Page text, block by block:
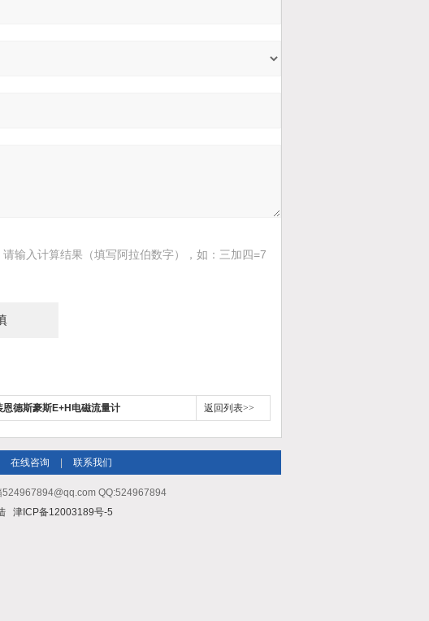
请输入计算结果（填写阿拉伯数字），如：三加四=7
恩德斯豪斯E+H电磁流量计 返回列表>>
在线咨询 联系我们
QQ:524967894
津ICP备12003189号-5